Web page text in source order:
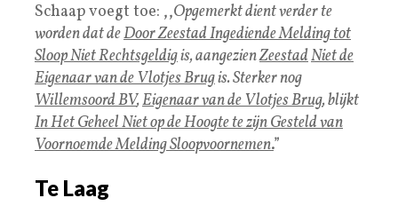
Schaap voegt toe: ,,Opgemerkt dient verder te
worden dat deDoor Zeestad Ingediende Melding tot
Sloop Niet Rechtsgeldigis, aangezienZeestadNiet de
Eigenaar van de Vlotjes Brugis. Sterker nog
Willemsoord BV,Eigenaar van de Vlotjes Brug, blijkt
In Het Geheel Niet op de Hoogte te zijn Gesteld van
Voornoemde Melding Sloopvoornemen.”
Te Laag